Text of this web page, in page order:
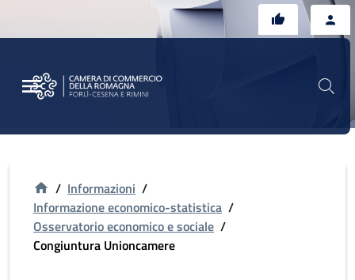
/ Informazioni /
Informazione economico-statistica /
Osservatorio economico e sociale /
Congiuntura Unioncamere